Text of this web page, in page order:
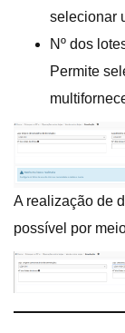
selecionar
Nº dos
Permite
A realização de
possível por